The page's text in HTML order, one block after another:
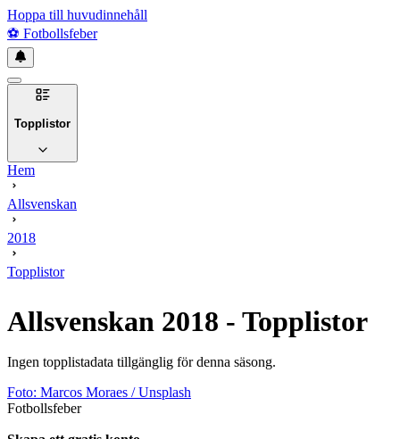
Hoppa till huvudinnehåll
⚽ Fotbollsfeber
Topplistor
Hem
Allsvenskan
2018
Topplistor
Allsvenskan 2018 - Topplistor
Ingen topplistadata tillgänglig för denna säsong.
Foto: Marcos Moraes / Unsplash
Fotbollsfeber